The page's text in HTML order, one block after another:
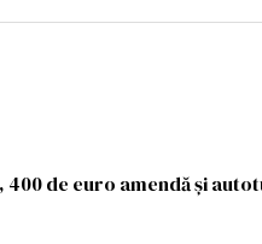
de euro amendă și